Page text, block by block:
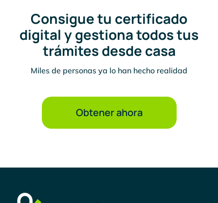
Consigue tu certificado
digital y gestiona todos tus
trámites desde casa
Miles de personas ya lo han hecho realidad
Obtener ahora